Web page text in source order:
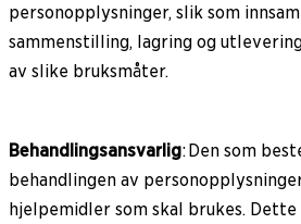
personopplysninger, slik som
sammenstilling, lagring og
av slike bruksmåter.
Behandlingsansvarlig: Den som
behandlingen av
hjelpemidler som skal brukes.